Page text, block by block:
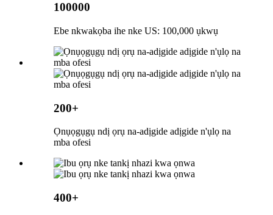
100000
Ebe nkwakọba ihe nke US: 100,000 ụkwụ
200+
Ọnụọgụgụ ndị ọrụ na-adịgide adịgide n'ụlọ na
mba ofesi
400+